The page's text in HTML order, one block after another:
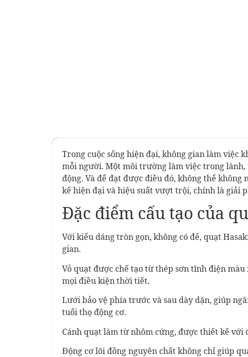
Trong cuộc sống hiện đại, không gian làm việc
mỗi người. Một môi trường làm việc trong lành,
động. Và để đạt được điều đó, không thể
kế hiện đại và hiệu suất vượt trội, chính là giải
Đặc điểm cấu tạo của
Với kiểu dáng tròn gọn, không có đế, quạt
gian.
Vỏ quạt được chế tạo từ thép sơn tĩnh điện
mọi điều kiện thời tiết.
Lưới bảo vệ phía trước và sau dày dặn, giúp
tuổi thọ động cơ.
Cánh quạt làm từ nhôm cứng, được thiết kế với
Động cơ lõi đồng nguyên chất không chỉ giúp